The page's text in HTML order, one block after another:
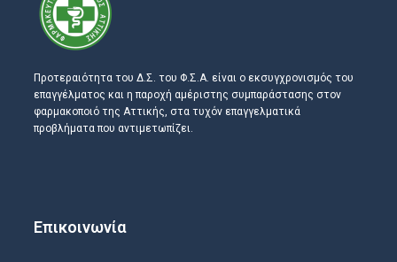
Προτεραιότητα του Δ.Σ. του Φ.Σ.Α. είναι ο εκσυγχρονισμός του
επαγγέλματος και η παροχή αμέριστης συμπαράστασης στον
φαρμακοποιό της Αττικής, στα τυχόν επαγγελματικά
προβλήματα που αντιμετωπίζει.
Επικοινωνία